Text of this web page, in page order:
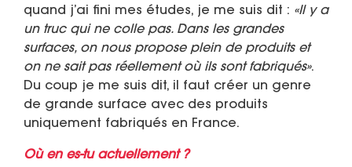
quand j’ai fini mes études, je me suis dit : «Il y a
un truc qui ne colle pas. Dans les grandes
surfaces, on nous propose plein de produits et
on ne sait pas réellement où ils sont fabriqués».
Du coup je me suis dit, il faut créer un genre
de grande surface avec des produits
uniquement fabriqués en France.
Où en es-tu actuellement ?